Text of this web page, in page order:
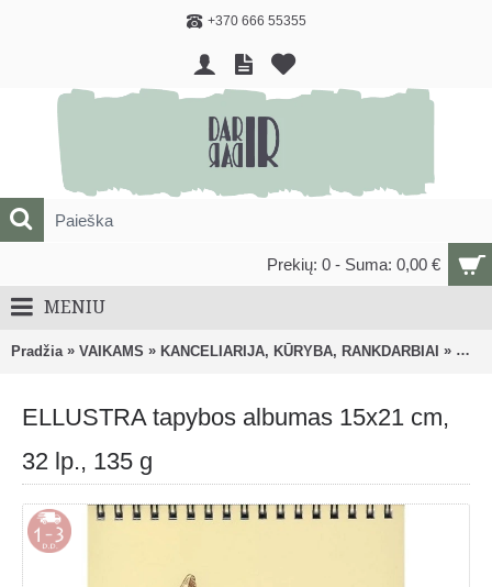
+370 666 55355
Prekių: 0 - Suma: 0,00 €
MENIU
Pradžia » VAIKAMS » KANCELIARIJA, KŪRYBA, RANKDARBIAI »
ELLUSTRA tapybos albumas 15x21 cm,
32 lp., 135 g